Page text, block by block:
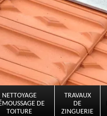
NETTOYAGE
DE
TOITURE
TRAVAUX
DE
ZINGUERIE